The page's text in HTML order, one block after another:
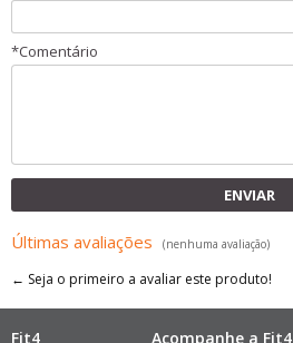
*Comentário
ENVIAR
Últimas avaliações (nenhuma avaliação)
← Seja o primeiro a avaliar este produto!
Fit4 Acompanhe a Fit4